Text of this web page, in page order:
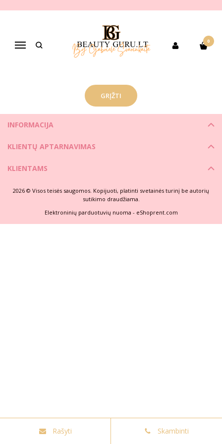
Navigacija
0
ŽVAKĖS
PREKIŲ KATEGORIJOS
Atsiprašome, tačiau prekių kategorijoje nerasta.
GRĮŽTI
INFORMACIJA
KLIENTŲ APTARNAVIMAS
KLIENTAMS
2026 © Visos teisės saugomos. Kopijuoti, platinti svetainės turinį be autorių
sutikimo draudžiama.
Elektroninių parduotuvių nuoma - eShoprent.com
Rašyti Skambinti